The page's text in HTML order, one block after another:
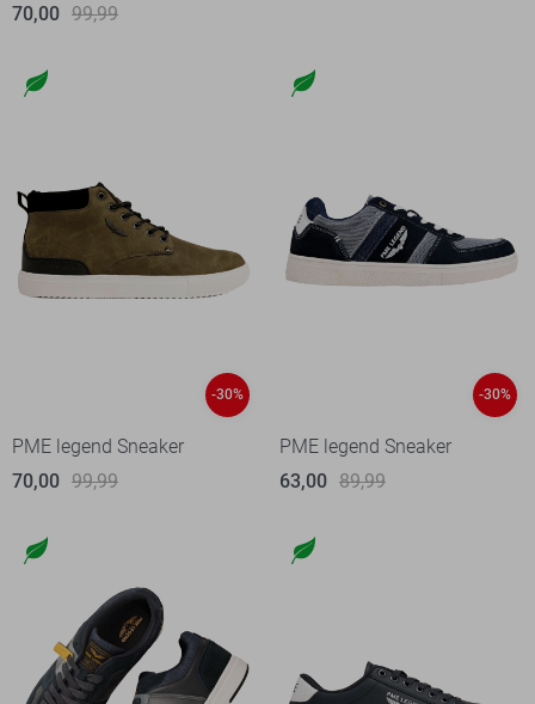
70,00 99,99
-30%
PME legend Sneaker
70,00 99,99
-30%
PME legend Sneaker
63,00 89,99